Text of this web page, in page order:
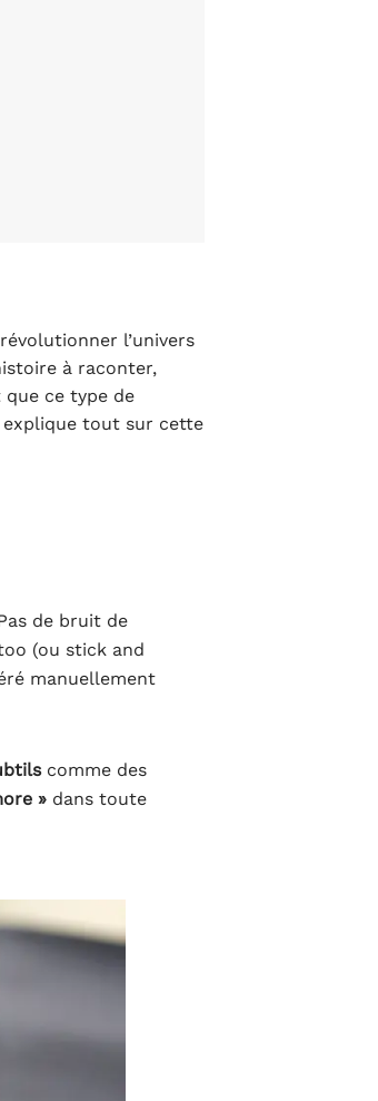
l’univers
à raconter,
ce type de
explique tout sur cette
de bruit de
(ou stick and
manuellement
comme des
» dans toute